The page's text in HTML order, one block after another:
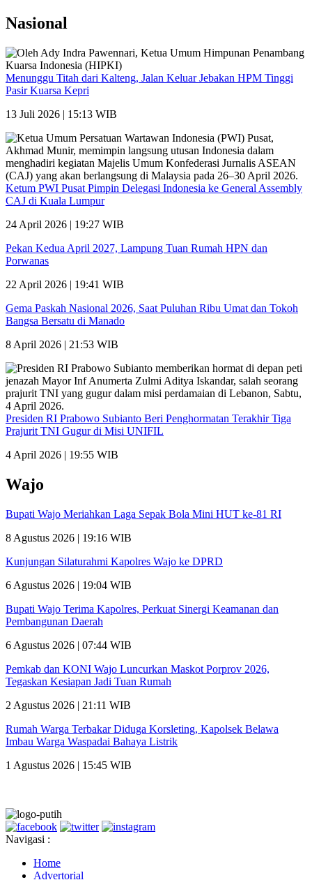
Nasional
Menunggu Titah dari Kalteng, Jalan Keluar Jebakan HPM Tinggi
Pasir Kuarsa Kepri
13 Juli 2026 | 15:13 WIB
Ketum PWI Pusat Pimpin Delegasi Indonesia ke General Assembly
CAJ di Kuala Lumpur
24 April 2026 | 19:27 WIB
Pekan Kedua April 2027, Lampung Tuan Rumah HPN dan
Porwanas
22 April 2026 | 19:41 WIB
Gema Paskah Nasional 2026, Saat Puluhan Ribu Umat dan Tokoh
Bangsa Bersatu di Manado
8 April 2026 | 21:53 WIB
Presiden RI Prabowo Subianto Beri Penghormatan Terakhir Tiga
Prajurit TNI Gugur di Misi UNIFIL
4 April 2026 | 19:55 WIB
Wajo
Bupati Wajo Meriahkan Laga Sepak Bola Mini HUT ke-81 RI
8 Agustus 2026 | 19:16 WIB
Kunjungan Silaturahmi Kapolres Wajo ke DPRD
6 Agustus 2026 | 19:04 WIB
Bupati Wajo Terima Kapolres, Perkuat Sinergi Keamanan dan
Pembangunan Daerah
6 Agustus 2026 | 07:44 WIB
Pemkab dan KONI Wajo Luncurkan Maskot Porprov 2026,
Tegaskan Kesiapan Jadi Tuan Rumah
2 Agustus 2026 | 21:11 WIB
Rumah Warga Terbakar Diduga Korsleting, Kapolsek Belawa
Imbau Warga Waspadai Bahaya Listrik
1 Agustus 2026 | 15:45 WIB
Navigasi :
Home
Advertorial